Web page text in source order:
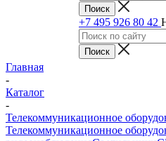
+7 495 926 80 42
Главная
-
Каталог
-
Телекоммуникационное
Телекоммуникационное